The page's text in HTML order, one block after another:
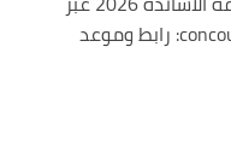
concours.onec.dz: رابط وموعد